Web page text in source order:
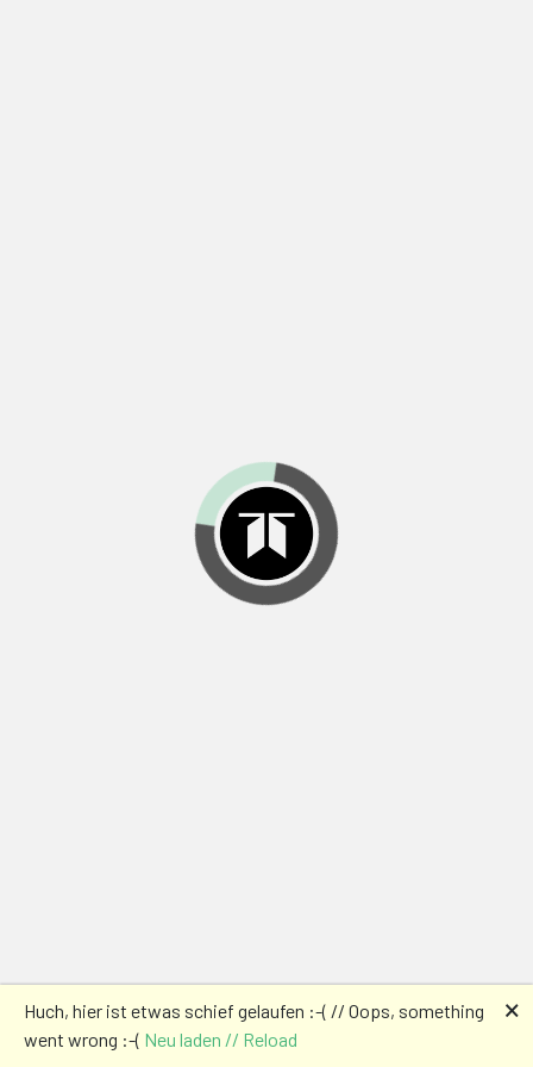
Huch, hier ist etwas schief gelaufen :-( // Oops, something
went wrong :-( Neu laden // Reload
🗙